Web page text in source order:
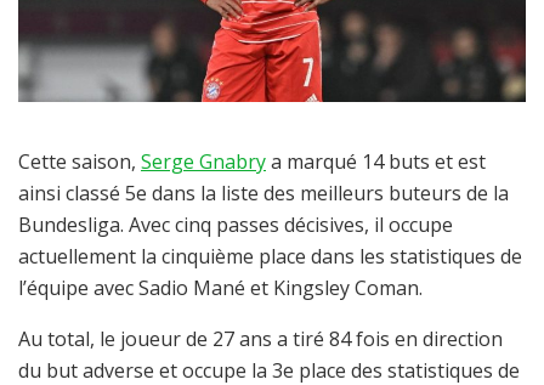
Cette saison, Serge Gnabrya marqué 14 buts et est
ainsi classé 5e dans la liste des meilleurs buteurs de la
Bundesliga. Avec cinq passes décisives, il occupe
actuellement la cinquième place dans les statistiques de
l’équipe avec Sadio Mané et Kingsley Coman.
Au total, le joueur de 27 ans a tiré 84 fois en direction
du but adverse et occupe la 3e place des statistiques de